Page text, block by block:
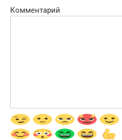
Комментарий